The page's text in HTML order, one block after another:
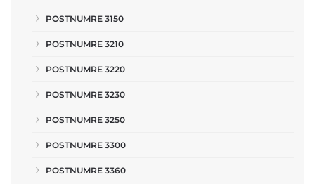
POSTNUMRE 3150
POSTNUMRE 3210
POSTNUMRE 3220
POSTNUMRE 3230
POSTNUMRE 3250
POSTNUMRE 3300
POSTNUMRE 3360